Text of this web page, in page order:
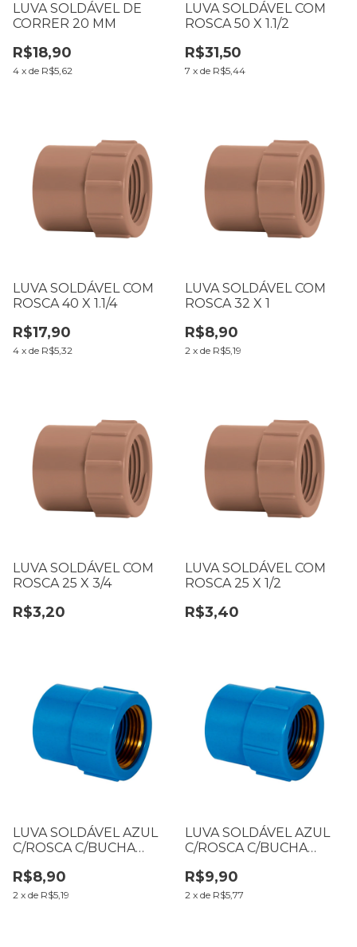
LUVA SOLDÁVEL DE
CORRER 20 MM
R$18,90
4 x de R$5,62
LUVA SOLDÁVEL COM
ROSCA 50 X 1.1/2
R$31,50
7 x de R$5,44
LUVA SOLDÁVEL COM
ROSCA 40 X 1.1/4
R$17,90
4 x de R$5,32
LUVA SOLDÁVEL COM
ROSCA 32 X 1
R$8,90
2 x de R$5,19
LUVA SOLDÁVEL COM
ROSCA 25 X 3/4
R$3,20
LUVA SOLDÁVEL COM
ROSCA 25 X 1/2
R$3,40
LUVA SOLDÁVEL AZUL
C/ROSCA C/BUCHA
1/2
R$8,90
2 x de R$5,19
LUVA SOLDÁVEL AZUL
C/ROSCA C/BUCHA
R$9,90
2 x de R$5,77